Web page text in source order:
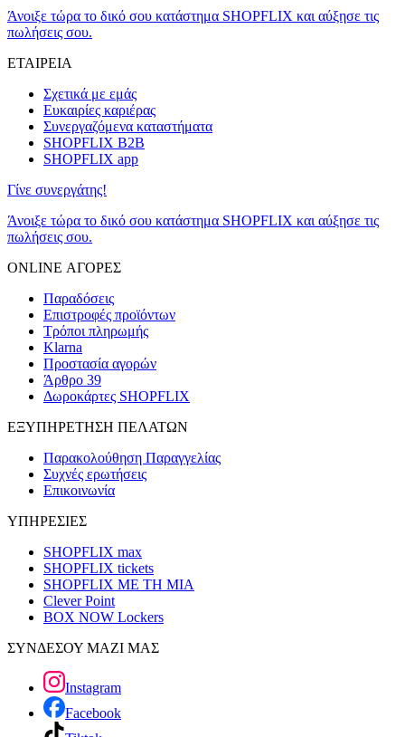
Άνοιξε τώρα το δικό σου κατάστημα SHOPFLIX και αύξησε τις
πωλήσεις σου.
ΕΤΑΙΡΕΙΑ
Σχετικά με εμάς
Ευκαιρίες καριέρας
Συνεργαζόμενα καταστήματα
SHOPFLIX B2B
SHOPFLIX app
Γίνε συνεργάτης!
Άνοιξε τώρα το δικό σου κατάστημα SHOPFLIX και αύξησε τις
πωλήσεις σου.
ONLINE ΑΓΟΡΕΣ
Παραδόσεις
Επιστροφές προϊόντων
Τρόποι πληρωμής
Klarna
Προστασία αγορών
Άρθρο 39
Δωροκάρτες SHOPFLIX
ΕΞΥΠΗΡΕΤΗΣΗ ΠΕΛΑΤΩΝ
Παρακολούθηση Παραγγελίας
Συχνές ερωτήσεις
Επικοινωνία
ΥΠΗΡΕΣΙΕΣ
SHOPFLIX max
SHOPFLIX tickets
SHOPFLIX ΜΕ ΤΗ ΜΙΑ
Clever Point
BOX NOW Lockers
ΣΥΝΔΕΣΟΥ ΜΑΖΙ ΜΑΣ
Instagram
Facebook